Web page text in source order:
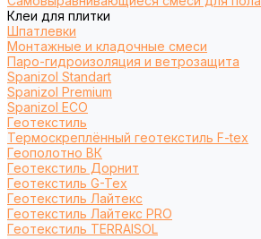
Клеи для плитки
Шпатлевки
Монтажные и кладочные смеси
Паро-гидроизоляция и ветрозащита
Spanizol Standart
Spanizol Premium
Spanizol ECO
Геотекстиль
Термоскреплённый геотекстиль F-tex
Геополотно ВК
Геотекстиль Дорнит
Геотекстиль G-Tex
Геотекстиль Лайтекс
Геотекстиль Лайтекс PRO
Геотекстиль TERRAISOL